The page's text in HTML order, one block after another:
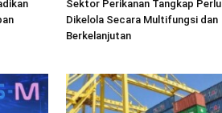
Sektor Perikanan Tangkap Perlu
Dikelola Secara Multifungsi dan
Berkelanjutan